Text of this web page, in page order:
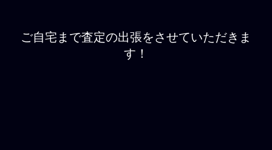
ご自宅まで査定の出張をさせていただきま
す！